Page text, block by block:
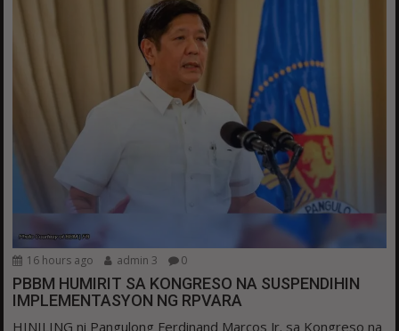
16 hours ago admin 3 0
PBBM HUMIRIT SA KONGRESO NA SUSPENDIHIN
IMPLEMENTASYON NG RPVARA
HINILING ni Pangulong Ferdinand Marcos Jr. sa Kongreso na